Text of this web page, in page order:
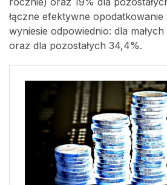
łączne efektywne opodatkowanie
wyniesie odpowiednio: dla
oraz dla pozostałych 34,4%.